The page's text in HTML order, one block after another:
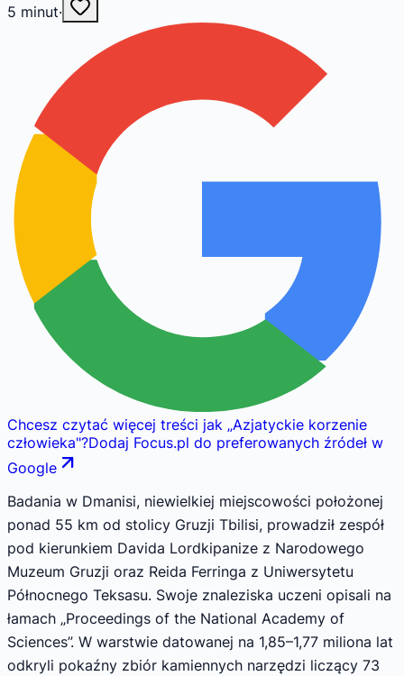
5 minut·
Chcesz czytać więcej treści jak „Azjatyckie korzenie
człowieka"?Dodaj Focus.pl do preferowanych źródeł w
Google
Badania w Dmanisi, niewielkiej miejscowości położonej
ponad 55 km od stolicy Gruzji Tbilisi, prowadził zespół
pod kierunkiem Davida Lordkipanize z Narodowego
Muzeum Gruzji oraz Reida Ferringa z Uniwersytetu
Północnego Teksasu. Swoje znaleziska uczeni opisali na
łamach „Proceedings of the National Academy of
Sciences”. W warstwie datowanej na 1,85–1,77 miliona lat
odkryli pokaźny zbiór kamiennych narzędzi liczący 73